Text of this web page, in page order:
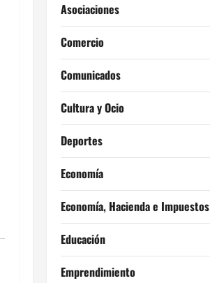
Asociaciones
Comercio
Comunicados
Cultura y Ocio
Deportes
Economía
Economía, Hacienda e Impuestos
Educación
Emprendimiento